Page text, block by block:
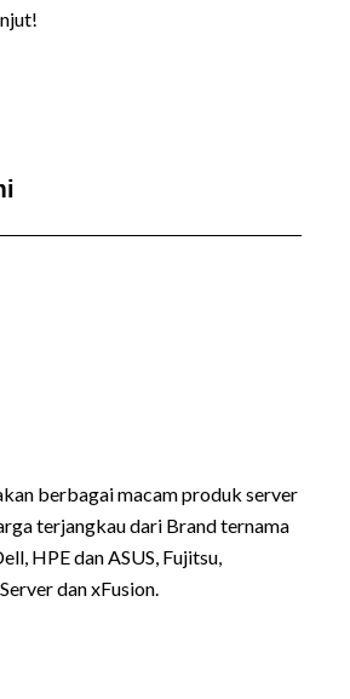
berbagai macam produk server
terjangkau dari Brand ternama
HPE dan ASUS, Fujitsu,
dan xFusion.